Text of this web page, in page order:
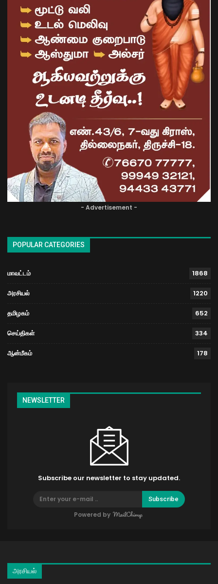
- Advertisement -
POPULAR CATEGORIES
மாவட்டம் 1868
அரசியல் 1220
தமிழகம் 652
செய்திகள் 334
ஆன்மீகம் 178
NEWSLETTER
Subscribe our newsletter to stay updated.
Subscribe
Powered by
அரசியல்